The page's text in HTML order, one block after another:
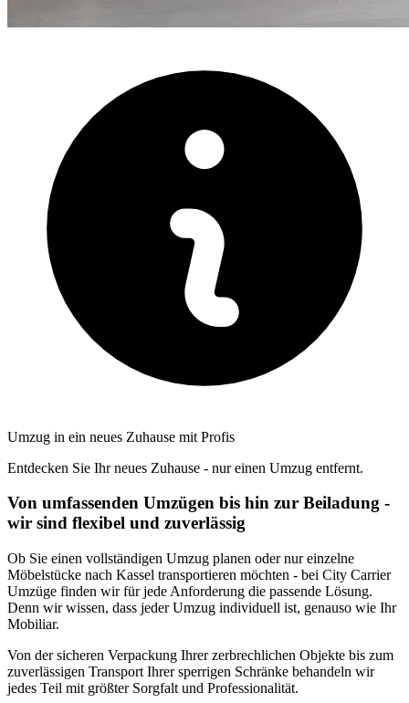
Umzug in ein neues Zuhause mit Profis
Entdecken Sie Ihr neues Zuhause - nur einen Umzug entfernt.
Von umfassenden Umzügen bis hin zur Beiladung -
wir sind flexibel und zuverlässig
Ob Sie einen vollständigen Umzug planen oder nur einzelne
Möbelstücke nach Kassel transportieren möchten - bei City Carrier
Umzüge finden wir für jede Anforderung die passende Lösung.
Denn wir wissen, dass jeder Umzug individuell ist, genauso wie Ihr
Mobiliar.
Von der sicheren Verpackung Ihrer zerbrechlichen Objekte bis zum
zuverlässigen Transport Ihrer sperrigen Schränke behandeln wir
jedes Teil mit größter Sorgfalt und Professionalität.